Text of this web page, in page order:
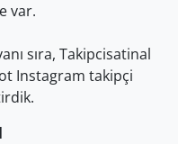
var.
sıra, Takipcisatinal
Instagram takipçi